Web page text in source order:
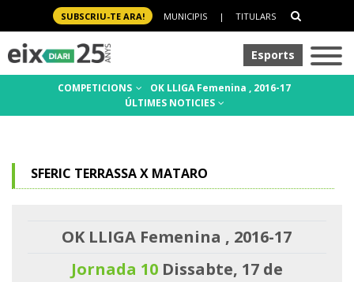
SUBSCRIU-TE ARA! MUNICIPIS | TITULARS
Esports
COMPETICIONS
OK LLIGA Femenina , 2016-17
ÚLTIMES NOTICIES
SFERIC TERRASSA X MATARO
OK LLIGA Femenina , 2016-17
Jornada 10Dissabte, 17 de